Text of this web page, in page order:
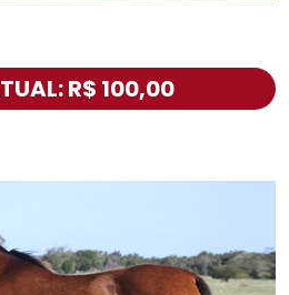
R$ 100,00